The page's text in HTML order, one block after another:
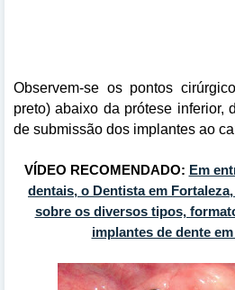
Observem-se os pontos
preto) abaixo da prótese inferior,
de submissão dos implantes ao
VÍDEO RECOMENDADO: Em
dentais, o Dentista em
sobre os diversos tipos,
implantes de dente